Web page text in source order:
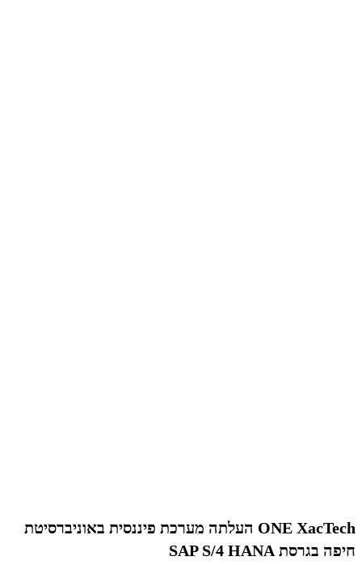
ONE XacTech העלתה מערכת פיננסית באוניברסיטת
חיפה בגרסת SAP S/4 HANA